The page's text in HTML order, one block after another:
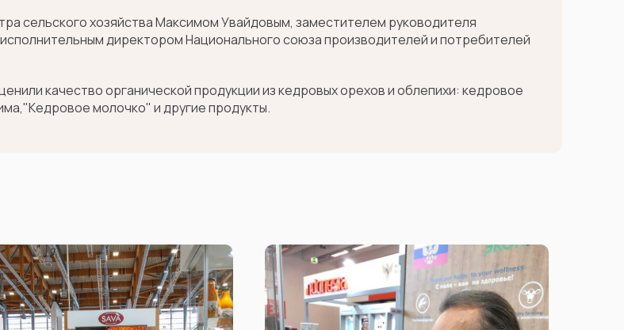
сельского хозяйства Максимом Увайдовым, заместителем руководителя
директором Национального союза производителей и потребителей
качество органической продукции из кедровых орехов и облепихи: кедровое
молочко" и другие продукты.